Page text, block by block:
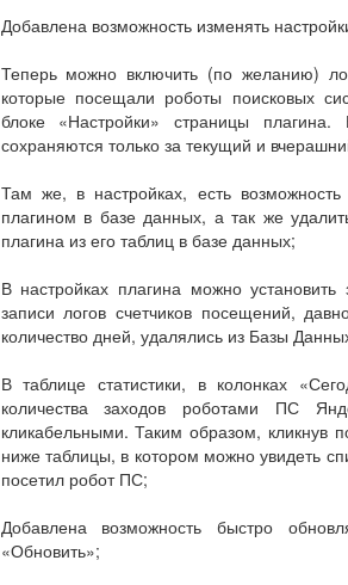
Добавлена возможность изменять
Теперь можно включить (по желанию)
которые посещали роботы поисковых
блоке «Настройки» страницы
сохраняются только за текущий и
Там же, в настройках, есть
плагином в базе данных, а так же
плагина из его таблиц в базе данных;
В настройках плагина можно
записи логов счетчиков посещений,
количество дней, удалялись из Базы
В таблице статистики, в колонках
количества заходов роботами ПС
кликабельными. Таким образом, кликнув
ниже таблицы, в котором можно увидеть
посетил робот ПС;
Добавлена возможность быстро
«Обновить»;